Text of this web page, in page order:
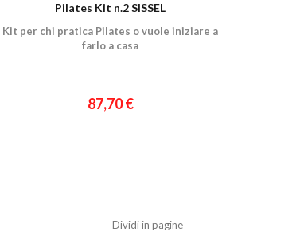
Pilates Kit n.2 SISSEL
Kit per chi pratica Pilates o vuole iniziare a
farlo a casa
87,70 €
Dividi in pagine